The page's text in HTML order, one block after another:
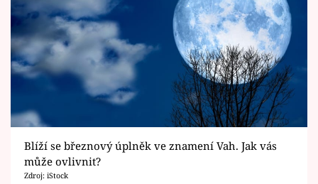
Seriály
Horoskopy
Sledujte prima+
Filmový festival Karlovy Vary
Pořady
Blíží se březnový úplněk ve znamení Vah. Jak vás
může ovlivnit?
Zdroj: iStock